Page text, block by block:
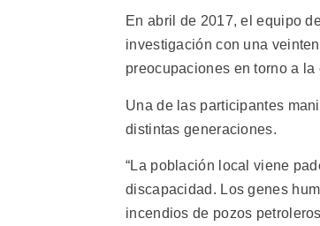
En abril de 2017, el equipo
investigación con una
preocupaciones en torno a
Una de las participantes
distintas generaciones.
“La población local viene
discapacidad. Los genes
incendios de pozos